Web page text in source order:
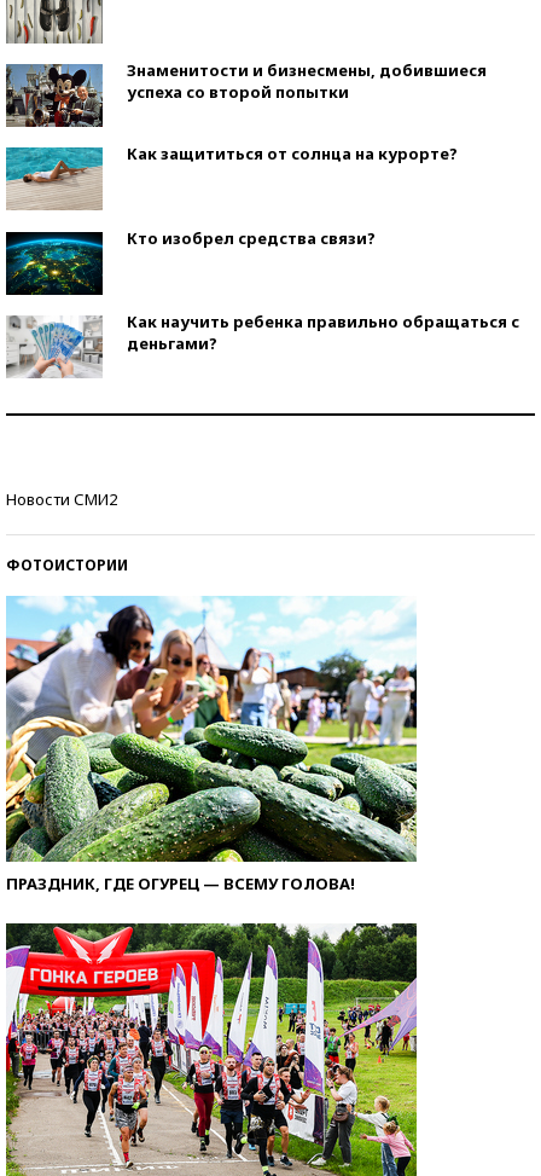
Знаменитости и бизнесмены, добившиеся
успеха со второй попытки
Как защититься от солнца на курорте?
Кто изобрел средства связи?
Как научить ребенка правильно обращаться с
деньгами?
Новости СМИ2
ФОТОИСТОРИИ
ПРАЗДНИК, ГДЕ ОГУРЕЦ — ВСЕМУ ГОЛОВА!